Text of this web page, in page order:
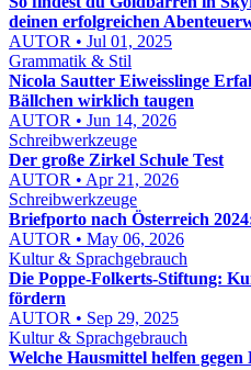
deinen erfolgreichen
AUTOR • Jul 01, 2025
Grammatik & Stil
Nicola Sautter Eiweisslinge
Bällchen wirklich taugen
AUTOR • Jun 14, 2026
Schreibwerkzeuge
Der große Zirkel Schule Test
AUTOR • Apr 21, 2026
Schreibwerkzeuge
Briefporto nach Österreich
AUTOR • May 06, 2026
Kultur & Sprachgebrauch
Die Poppe-Folkerts-Stiftung:
fördern
AUTOR • Sep 29, 2025
Kultur & Sprachgebrauch
Welche Hausmittel helfen